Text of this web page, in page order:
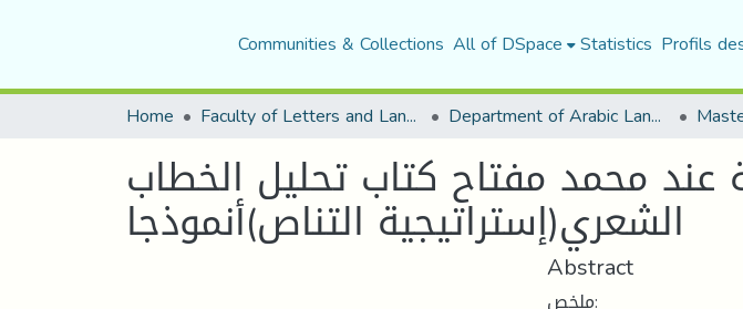
Communities & Collections All of DSpace Statistics Profils
Home Faculty of Letters and Languages Department of Arabic Language and Literature
عند محمد مفتاح كتاب تحلیل الخطاب
الشعري(إستراتیجیة التناص)أنموذجا
Abstract
ملخص: